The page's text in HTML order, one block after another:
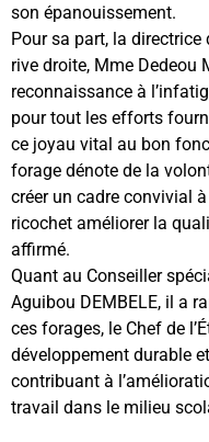
son épanouissement.
Pour sa part, la directrice
rive droite, Mme Dedeou
reconnaissance à
pour tout les efforts
ce joyau vital au bon
forage dénote de la
créer un cadre convivial
ricochet améliorer la
affirmé.
Quant au Conseiller
Aguibou DEMBELE, il a
ces forages, le Chef de
développement durable
contribuant à
travail dans le milieu